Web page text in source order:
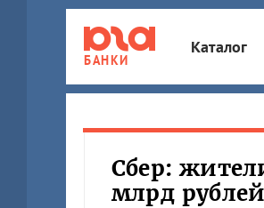
БАНКИ
Каталог
Сбер:
млрд рублей